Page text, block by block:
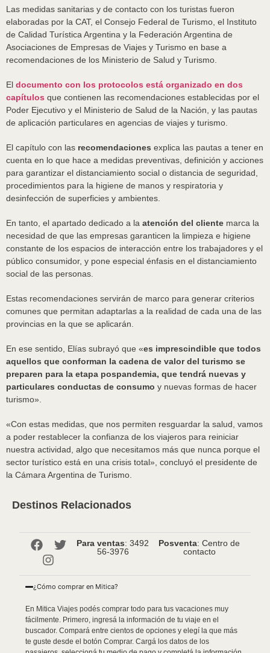
Las medidas sanitarias y de contacto con los turistas fueron
elaboradas por la CAT, el Consejo Federal de Turismo, el Instituto
de Calidad Turística Argentina y la Federación Argentina de
Asociaciones de Empresas de Viajes y Turismo en base a
recomendaciones de los Ministerio de Salud y Turismo.
El documento con los protocolos está organizado en dos
capítulos que contienen las recomendaciones establecidas por el
Poder Ejecutivo y el Ministerio de Salud de la Nación, y las pautas
de aplicación particulares en agencias de viajes y turismo.
El capítulo con las recomendaciones explica las pautas a tener en
cuenta en lo que hace a medidas preventivas, definición y acciones
para garantizar el distanciamiento social o distancia de seguridad,
procedimientos para la higiene de manos y respiratoria y
desinfección de superficies y ambientes.
En tanto, el apartado dedicado a la atención del cliente marca la
necesidad de que las empresas garanticen la limpieza e higiene
constante de los espacios de interacción entre los trabajadores y el
público consumidor, y pone especial énfasis en el distanciamiento
social de las personas.
Estas recomendaciones servirán de marco para generar criterios
comunes que permitan adaptarlas a la realidad de cada una de las
provincias en la que se aplicarán.
En ese sentido, Elías subrayó que «es imprescindible que todos
aquellos que conforman la cadena de valor del turismo se
preparen para la etapa pospandemia, que tendrá nuevas y
particulares conductas de consumo y nuevas formas de hacer
turismo».
«Con estas medidas, que nos permiten resguardar la salud, vamos
a poder restablecer la confianza de los viajeros para reiniciar
nuestra actividad, algo que necesitamos más que nunca porque el
sector turístico está en una crisis total», concluyó el presidente de
la Cámara Argentina de Turismo.
Destinos Relacionados
Para ventas: 3492
56-3976
Posventa: Centro de
contacto
¿Cómo comprar en Mitica?
En Mitica Viajes podés comprar todo para tus vacaciones muy
fácilmente. Primero, ingresá la información de tu viaje en el
buscador. Compará entre cientos de opciones y elegí la que más
te guste desde el botón Comprar. Cargá los datos de los